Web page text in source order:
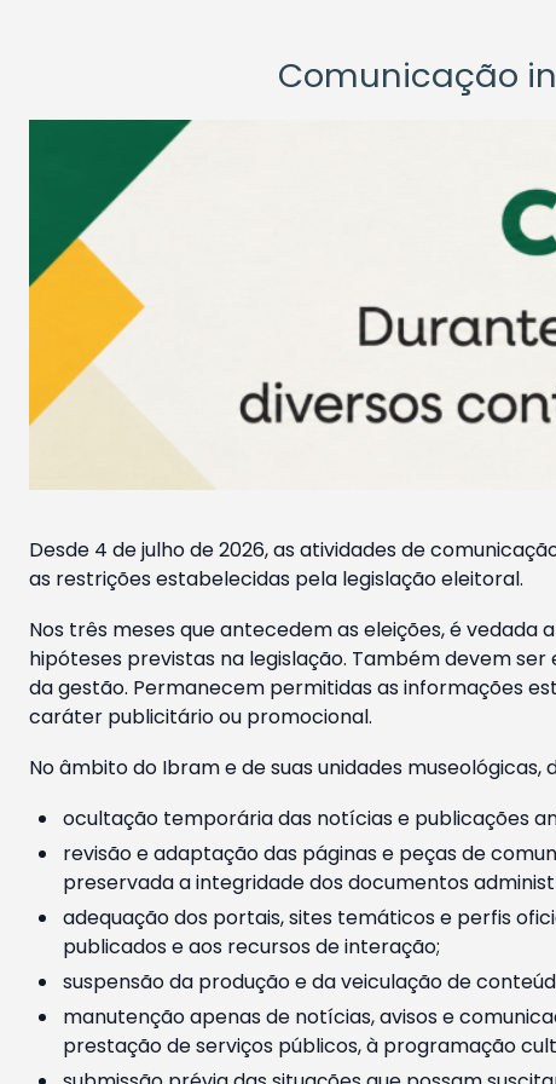
Comunicação
Desde 4 de julho de 2026, as atividades de
as restrições estabelecidas pela legislação eleitoral.
Nos três meses que antecedem as eleições, é vedada
hipóteses previstas na legislação. Também devem
da gestão. Permanecem permitidas as informações
caráter publicitário ou promocional.
No âmbito do Ibram e de suas unidades
ocultação temporária das notícias e publicações
revisão e adaptação das páginas e peças de
preservada a integridade dos documentos
adequação dos portais, sites temáticos e perfis
publicados e aos recursos de interação;
suspensão da produção e da veiculação de
manutenção apenas de notícias, avisos e
prestação de serviços públicos, à programação